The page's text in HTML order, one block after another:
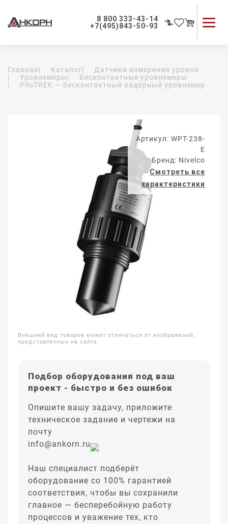
8 800 333-43-14
+7(495)843-50-93
Применение приборов
Как мы работаем
Главная| Каталог|
Датчики измерения уровня
|
Уровнемеры|
Бесконтактные уровнемеры
|
PiloTREK — бесконтактный радарный уровнемер
Артикул: WPT-238-
E
Бренд: Nivelco
Смотреть все
характеристики
Внешний вид товаров может отличаться от изображений,
представленных на сайте.
Подбор оборудования под ваш
проект - быстро и без ошибок
Опишите вашу задачу, приложите
техническое задание и чертежи на
почту
info@ankorn.ru
Наш специалист подберёт
оборудование со 100% гарантией
соответствия, чтобы вы сохранили
главное — бесперебойную работу
процессов и уважение тех, кто